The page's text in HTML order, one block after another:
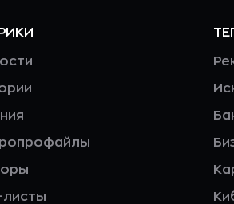
листы